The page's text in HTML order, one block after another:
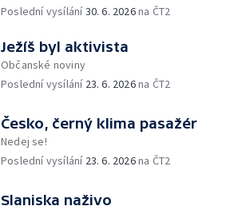
česká vláda připravuje změny, které by část
Poslední vysílání30. 6. 2026na ČT2
Ježíš byl aktivista
Občanské noviny
Poslední vysílání 23. 6. 2026na ČT2
Česko, černý klima pasažér
Nedej se!
Poslední vysílání 23. 6. 2026na ČT2
Slaniska naživo